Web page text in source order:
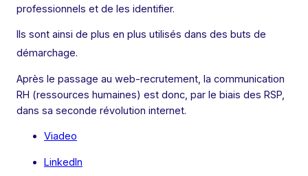
professionnels et de les identifier.
Ils sont ainsi de plus en plus utilisés dans des buts de
démarchage.
Après le passage au web-recrutement, la communication
RH (ressources humaines) est donc, par le biais des RSP,
dans sa seconde révolution internet.
Viadeo
LinkedIn